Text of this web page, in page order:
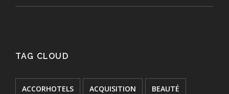
TAG CLOUD
ACCORHOTELS ACQUISITION BEAUTÉ